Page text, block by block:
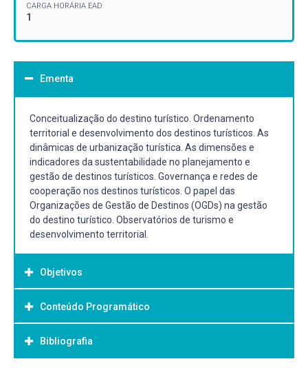
CARGA HORÁRIA EAD
1
Ementa
Conceitualização do destino turístico. Ordenamento
territorial e desenvolvimento dos destinos turísticos. As
dinâmicas de urbanização turística. As dimensões e
indicadores da sustentabilidade no planejamento e
gestão de destinos turísticos. Governança e redes de
cooperação nos destinos turísticos. O papel das
Organizações de Gestão de Destinos (OGDs) na gestão
do destino turístico. Observatórios de turismo e
desenvolvimento territorial.
Objetivos
Objetivo Geral:
Analisar os processos de planejamento e gestão de
destinos turísticos. Compreender o papel das redes de
Conteúdo Programático
Bibliografia